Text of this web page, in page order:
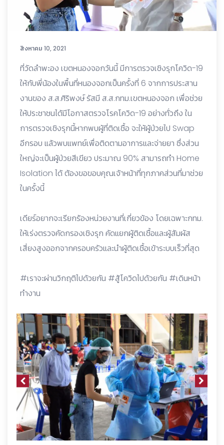
สิงหาคม 10, 2021
ที่วัดลำพะอง เขตหนองจอกวันนี้ มีการตรวจเชิงรุกโควิด-19
ให้กับพี่น้องในพื้นที่หนองจอกเป็นครั้งที่ 6 จากการประสาน
งานของ ส.ส.ศิริพงษ์ รัสมี ส.ส.กทม.เขตหนองจอก เพื่อช่วย
ให้ประชาชนได้มีโอกาสตรวจโรคโควิด-19 อย่างทั่วถึง ใน
การตรวจเชิงรุกนี้หากพบผู้ที่ติดเชื้อ จะให้ผู้ป่วยไป Swap
อีกรอบ แล้วพบแพทย์เพื่อติดตามอาการและจ่ายยา ซึ่งส่วน
ใหญ่จะเป็นผู้ป่วยสีเขียว ประมาณ 90% สามารถทำ Home
Isolation ได้ ต้องขอขอบคุณเจ้าหน้าที่ทุกภาคส่วนที่มาช่วย
ในครั้งนี้
เดียร์อยากจะเรียกร้องหน่วยงานที่เกี่ยวข้อง โดยเฉพาะกทม.
ให้เร่งตรวจคัดกรองเชิงรุก คัดแยกผู้ติดเชื้อและผู้สัมผัส
เสี่ยงสูงออกจากครอบครัวและนำผู้ติดเชื้อเข้าระบบเร็วที่สุด
#เราจะผ่านวิกฤติไปด้วยกัน #สู้โควิดไปด้วยกัน #เดินหน้า
ทำงาน